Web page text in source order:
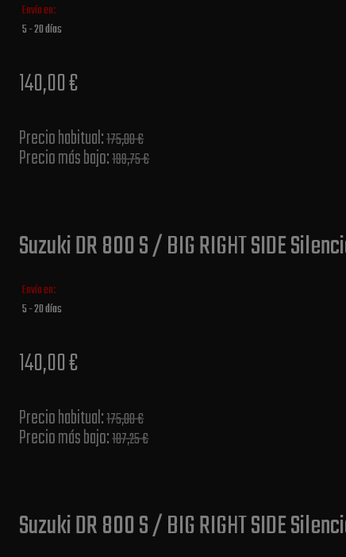
Envío en:
5 - 20 días
140,00 €
Precio habitual​:175,00 €
Precio más bajo​:199,75 €
Suzuki DR 800 S / BIG RIGHT SIDE
Envío en:
5 - 20 días
140,00 €
Precio habitual​:175,00 €
Precio más bajo​:187,25 €
Suzuki DR 800 S / BIG RIGHT SIDE